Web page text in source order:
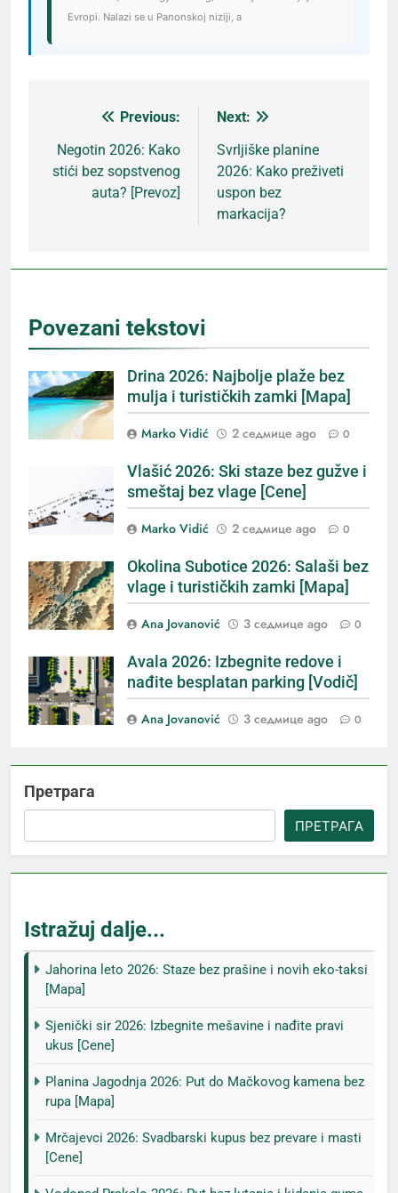
Evropi. Nalazi se u Panonskoj niziji, a
Кретање
чланка
Previous:
Negotin 2026: Kako
stići bez sopstvenog
auta? [Prevoz]
Next:
Svrljiške planine
2026: Kako preživeti
uspon bez
markacija?
Povezani tekstovi
Drina 2026: Najbolje plaže bez
mulja i turističkih zamki [Mapa]
Marko Vidić 2 седмице ago 0
Vlašić 2026: Ski staze bez gužve i
smeštaj bez vlage [Cene]
Marko Vidić 2 седмице ago 0
Okolina Subotice 2026: Salaši bez
vlage i turističkih zamki [Mapa]
Ana Jovanović 3 седмице ago 0
Avala 2026: Izbegnite redove i
nađite besplatan parking [Vodič]
Ana Jovanović 3 седмице ago 0
Претрага
ПРЕТРАГА
Istražuj dalje...
Jahorina leto 2026: Staze bez prašine i novih eko-taksi
[Mapa]
Sjenički sir 2026: Izbegnite mešavine i nađite pravi
ukus [Cene]
Planina Jagodnja 2026: Put do Mačkovog kamena bez
rupa [Mapa]
Mrčajevci 2026: Svadbarski kupus bez prevare i masti
[Cene]